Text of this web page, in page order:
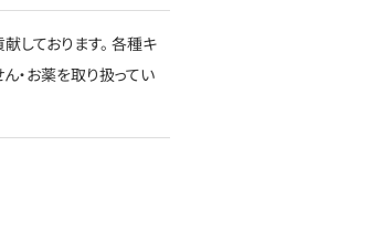
しております。 各種キ
・お薬を取り扱ってい